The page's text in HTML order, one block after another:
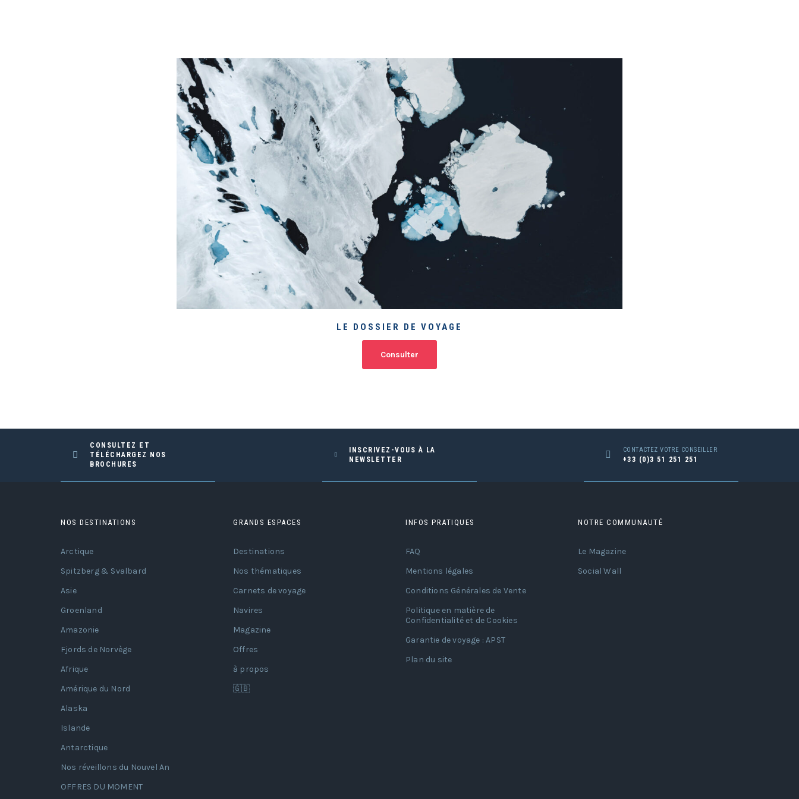
LE DOSSIER DE VOYAGE
Consulter
CONSULTEZ ET
TÉLÉCHARGEZ NOS
BROCHURES
INSCRIVEZ-VOUS À LA
NEWSLETTER
CONTACTEZ VOTRE CONSEILLER
+33 (0)3 51 251 251
NOS DESTINATIONS
Arctique
Spitzberg & Svalbard
Asie
Groenland
Amazonie
Fjords de Norvège
Afrique
Amérique du Nord
Alaska
Islande
Antarctique
Nos réveillons du Nouvel An
OFFRES DU MOMENT
GRANDS ESPACES
Destinations
Nos thématiques
Carnets de voyage
Navires
Magazine
Offres
à propos
🇬🇧
INFOS PRATIQUES
FAQ
Mentions légales
Conditions Générales de Vente
Politique en matière de
Confidentialité et de Cookies
Garantie de voyage : APST
Plan du site
NOTRE COMMUNAUTÉ
Le Magazine
Social Wall